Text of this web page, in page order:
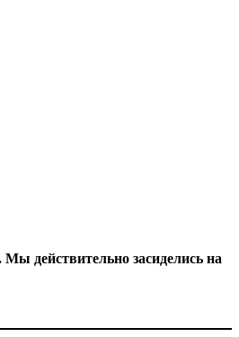
действительно засиделись на